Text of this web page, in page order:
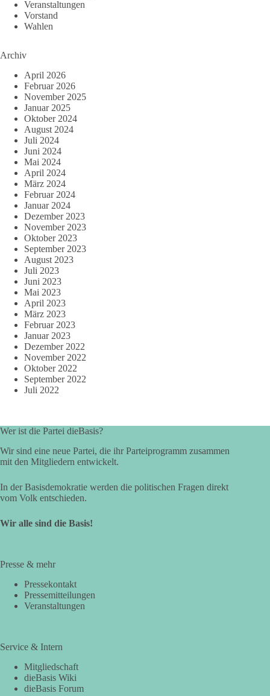
Veranstaltungen
Vorstand
Wahlen
Archiv
April 2026
Februar 2026
November 2025
Januar 2025
Oktober 2024
August 2024
Juli 2024
Juni 2024
Mai 2024
April 2024
März 2024
Februar 2024
Januar 2024
Dezember 2023
November 2023
Oktober 2023
September 2023
August 2023
Juli 2023
Juni 2023
Mai 2023
April 2023
März 2023
Februar 2023
Januar 2023
Dezember 2022
November 2022
Oktober 2022
September 2022
Juli 2022
Wer ist die Partei dieBasis?
Wir sind eine neue Partei, die ihr Parteiprogramm zusammen
mit den Mitgliedern entwickelt.
In der Basisdemokratie werden die politischen Fragen direkt
vom Volk entschieden.
Wir alle sind die Basis!
Presse & mehr
Pressekontakt
Pressemitteilungen
Veranstaltungen
Service & Intern
Mitgliedschaft
dieBasis Wiki
dieBasis Forum